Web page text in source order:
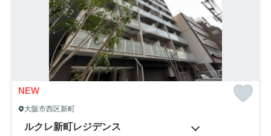
NEW
大阪市西区新町
ルクレ新町レジデンス